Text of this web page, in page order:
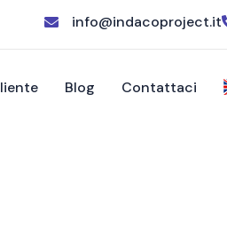
info@indacoproject.it
Blog Contattaci